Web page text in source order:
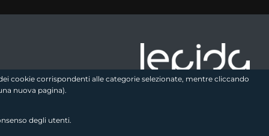
link utili
cookie corrispondenti alle categorie selezionate, mentre cliccando
nuova pagina).
degli utenti.